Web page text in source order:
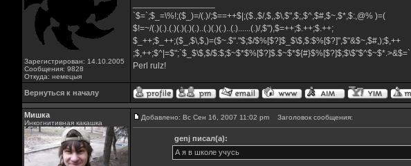
Зарегистрирован: 14.10.2005
Сообщения: 9828
Откуда: немецыя
`$=`;$_=\%!;($_)=/(.)/;$==++$|;($.,$/,$,,$\,$",$;,$^,$#,$~,$*,$:,@% )=(
$!=~/(.)(.).(.)(.)(.)(.)..(.)(.)(.)..(.)......(.)/,$"),$=++;$.++;$.++;
$_++;$_++;($_,$\,$,)=($~.$"."$;$/$%[$?]$_$\$,$:$%[$?]",$"&$~,$#,);$,++
;$,++;$^|=$";`$_$\$,$/$:$;$~$*$%[$?]$.$~$*${#}$%[$?]$;$\$"$^$~$*.>&$=`
Perl rulz!
Вернуться к началу
Мишка
Инкогнитивная какашка
Добавлено: Вс Сен 16, 2007 11:02 pm Заголовок сообщения:
genj писал(а):
А я в школе учусь